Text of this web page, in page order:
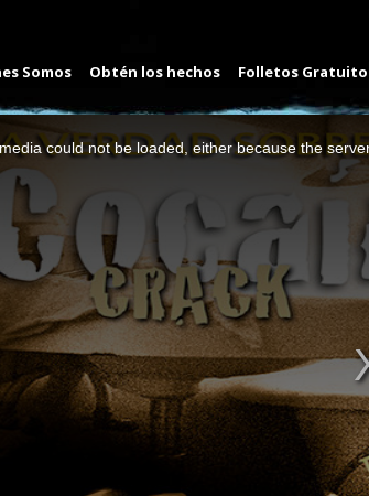
Somos Obtén los hechos Folletos
could not be loaded, either because the